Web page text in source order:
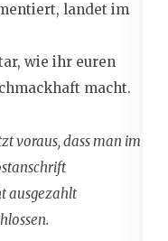
landet im
wie ihr euren
macht.
voraus, dass man im
ausgezahlt